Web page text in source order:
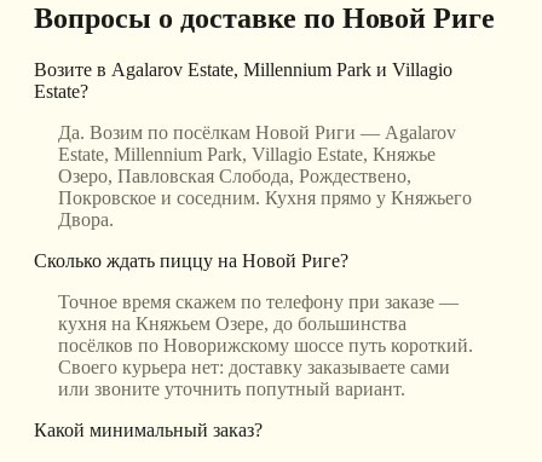
Вопросы о доставке по Новой Риге
Возите в Agalarov Estate, Millennium Park и Villagio
Estate?
Да. Возим по посёлкам Новой Риги — Agalarov
Estate, Millennium Park, Villagio Estate, Княжье
Озеро, Павловская Слобода, Рождествено,
Покровское и соседним. Кухня прямо у Княжьего
Двора.
Сколько ждать пиццу на Новой Риге?
Точное время скажем по телефону при заказе —
кухня на Княжьем Озере, до большинства
посёлков по Новорижскому шоссе путь короткий.
Своего курьера нет: доставку заказываете сами
или звоните уточнить попутный вариант.
Какой минимальный заказ?